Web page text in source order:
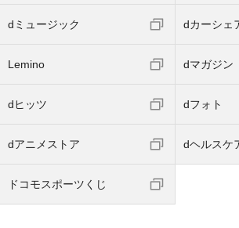
dミュージック dカーシェ
Lemino dマガジン
dヒッツ dフォト
dアニメストア dヘルスケ
ドコモスポーツくじ